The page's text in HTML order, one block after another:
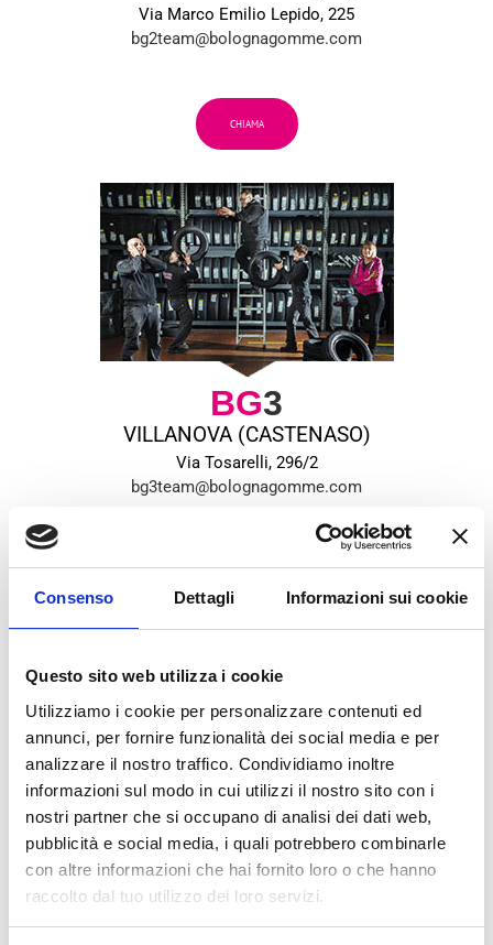
Consenso Dettagli Informazioni sui cookie
Questo sito web utilizza i cookie
Utilizziamo i cookie per personalizzare contenuti ed
annunci, per fornire funzionalità dei social media e per
analizzare il nostro traffico. Condividiamo inoltre
informazioni sul modo in cui utilizzi il nostro sito con i
nostri partner che si occupano di analisi dei dati web,
pubblicità e social media, i quali potrebbero combinarle
con altre informazioni che hai fornito loro o che hanno
raccolto dal tuo utilizzo dei loro servizi.
Via Marco Emilio Lepido, 225
bg2team@bolognagomme.com
CHIAMA
BG3
VILLANOVA (CASTENASO)
Via Tosarelli, 296/2
bg3team@bolognagomme.com
CHIAMA
BG4
PONTE RIZZOLI (OZZANO)